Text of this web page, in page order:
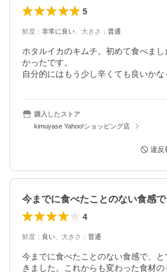
5
鮮度 ： 非常に良い 大きさ ： 普通
ホタルイカのキムチ。初めて食べま
かったです。
自分的にはもう少し辛くても良いかな
購入したストア
kimuyase Yahoo!ショッピング店
違反
4
鮮度 ： 良い 大きさ ： 普通
今までに食べたことのない食感で、
きました。これからも変わった食材